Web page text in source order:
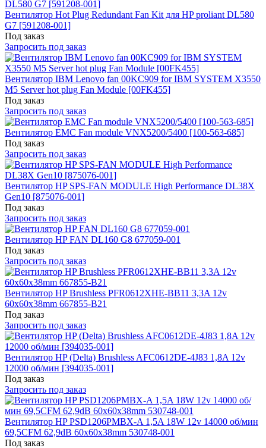
Вентилятор Hot Plug Redundant Fan Kit для HP proliant DL580
G7 [591208-001]
Под заказ
Запросить под заказ
Вентилятор IBM Lenovo fan 00KC909 for IBM SYSTEM X3550
M5 Server hot plug Fan Module [00FK455]
Под заказ
Запросить под заказ
Вентилятор EMC Fan module VNX5200/5400 [100-563-685]
Под заказ
Запросить под заказ
Вентилятор HP SPS-FAN MODULE High Performance DL38X
Gen10 [875076-001]
Под заказ
Запросить под заказ
Вентилятор HP FAN DL160 G8 677059-001
Под заказ
Запросить под заказ
Вентилятор HP Brushless PFR0612XHE-BB11 3,3A 12v
60x60x38mm 667855-B21
Под заказ
Запросить под заказ
Вентилятор HP (Delta) Brushless AFC0612DE-4J83 1,8A 12v
12000 об/мин [394035-001]
Под заказ
Запросить под заказ
Вентилятор HP PSD1206PMBX-A 1,5A 18W 12v 14000 об/мин
69,5CFM 62,9dB 60x60x38mm 530748-001
Под заказ